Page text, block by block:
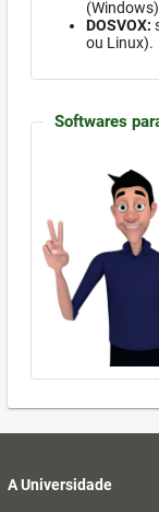
(Windows)
DOSVOX:
ou Linux).
Softwares
A Universidade